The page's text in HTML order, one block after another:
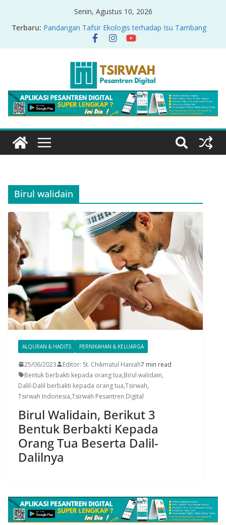
Senin, Agustus 10, 2026
Terbaru: Pandangan Tafsir Ekologis terhadap Isu Tambang
Nikel di Raja Ampat
PRODUK RELASI KUASA-IDIOLOGI PADA TAFSIR
Sirah Nabawiyah
Oversharing dan Privasi dalam Al-Qur’an: “Ketika
Ayat Bicara Soal Curhat di Sosmed”
Menyikapi Fatherless, Kisah Lukman Menjadi
Cerminan
Birul walidain
ALQURAN & HADITS PERNIKAHAN & KELUARGA
25/06/2023 Editor: St. Chikmatul Haniah7 min read
Bentuk berbakti kepada orang tua,Birul walidain,
Dalil-Dalil berbakti kepada orang tua,Tsirwah,
Tsirwah Indonesia,Tsirwah Pesantren Digital
Birul Walidain, Berikut 3
Bentuk Berbakti Kepada
Orang Tua Beserta Dalil-
Dalilnya